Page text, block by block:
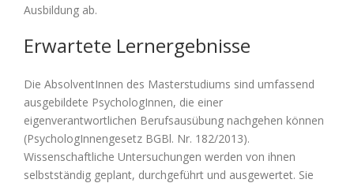
Ausbildung ab.
Erwartete Lernergebnisse
Die AbsolventInnen des Masterstudiums sind umfassend
ausgebildete PsychologInnen, die einer
eigenverantwortlichen Berufsausübung nachgehen können
(PsychologInnengesetz BGBl. Nr. 182/2013).
Wissenschaftliche Untersuchungen werden von ihnen
selbstständig geplant, durchgeführt und ausgewertet. Sie